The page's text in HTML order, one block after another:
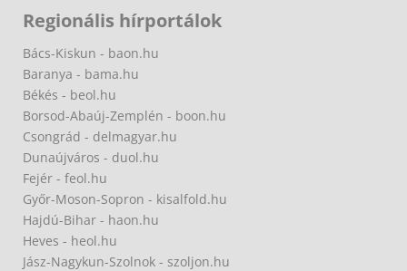
Regionális hírportálok
Bács-Kiskun - baon.hu
Baranya - bama.hu
Békés - beol.hu
Borsod-Abaúj-Zemplén - boon.hu
Csongrád - delmagyar.hu
Dunaújváros - duol.hu
Fejér - feol.hu
Győr-Moson-Sopron - kisalfold.hu
Hajdú-Bihar - haon.hu
Heves - heol.hu
Jász-Nagykun-Szolnok - szoljon.hu